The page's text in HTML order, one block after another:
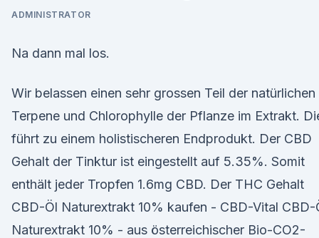
ADMINISTRATOR
Na dann mal los.
Wir belassen einen sehr grossen Teil der natürlichen
Terpene und Chlorophylle der Pflanze im Extrakt.
führt zu einem holistischeren Endprodukt. Der CBD
Gehalt der Tinktur ist eingestellt auf 5.35%. Somit
enthält jeder Tropfen 1.6mg CBD. Der THC Gehalt
CBD-Öl Naturextrakt 10% kaufen - CBD-Vital CBD-
Naturextrakt 10% - aus österreichischer Bio-CO2-